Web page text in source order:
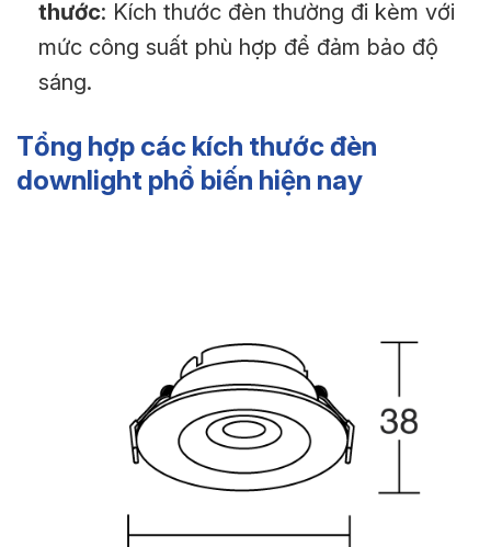
thước: Kích thước đèn thường đi kèm với
mức công suất phù hợp để đảm bảo độ
sáng.
Tổng hợp các kích thước đèn
downlight phổ biến hiện nay